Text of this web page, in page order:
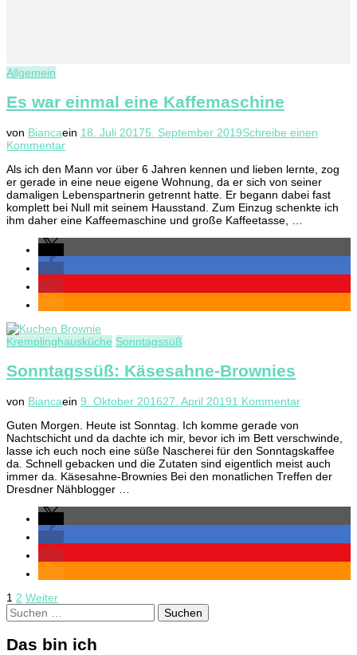
Allgemein
Es war einmal eine Kaffemaschine
von Biancaein 18. Juli 20175. September 2019Schreibe einen
Kommentarzu
war
einmal
eine
Kaffemaschine
Als ich den Mann vor über 6 Jahren kennen und lieben lernte, zog
er gerade in eine neue eigene Wohnung, da er sich von seiner
damaligen Lebenspartnerin getrennt hatte. Er begann dabei fast
komplett bei Null mit seinem Hausstand. Zum Einzug schenkte ich
ihm daher eine Kaffeemaschine und große Kaffeetasse, …
Kremplinghausküche Sonntagssüß
Sonntagssüß: Käsesahne-Brownies
von Biancaein 9. Oktober 201627. April 20191 Kommentarzu
Brownies
Guten Morgen. Heute ist Sonntag. Ich komme gerade von
Nachtschicht und da dachte ich mir, bevor ich im Bett verschwinde,
lasse ich euch noch eine süße Nascherei für den Sonntagskaffee
da. Schnell gebacken und die Zutaten sind eigentlich meist auch
immer da. Käsesahne-Brownies Bei den monatlichen Treffen der
Dresdner Nähblogger …
Seitennummerierung
der
Beiträge
Seite
1 Seite
2 Weiter
Suchen
nach:
Das bin ich